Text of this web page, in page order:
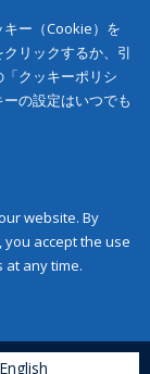
ー（Cookie）を
リックするか、引
クッキーポリシ
の設定はいつでも
website. By
accept the use
at any time.
English